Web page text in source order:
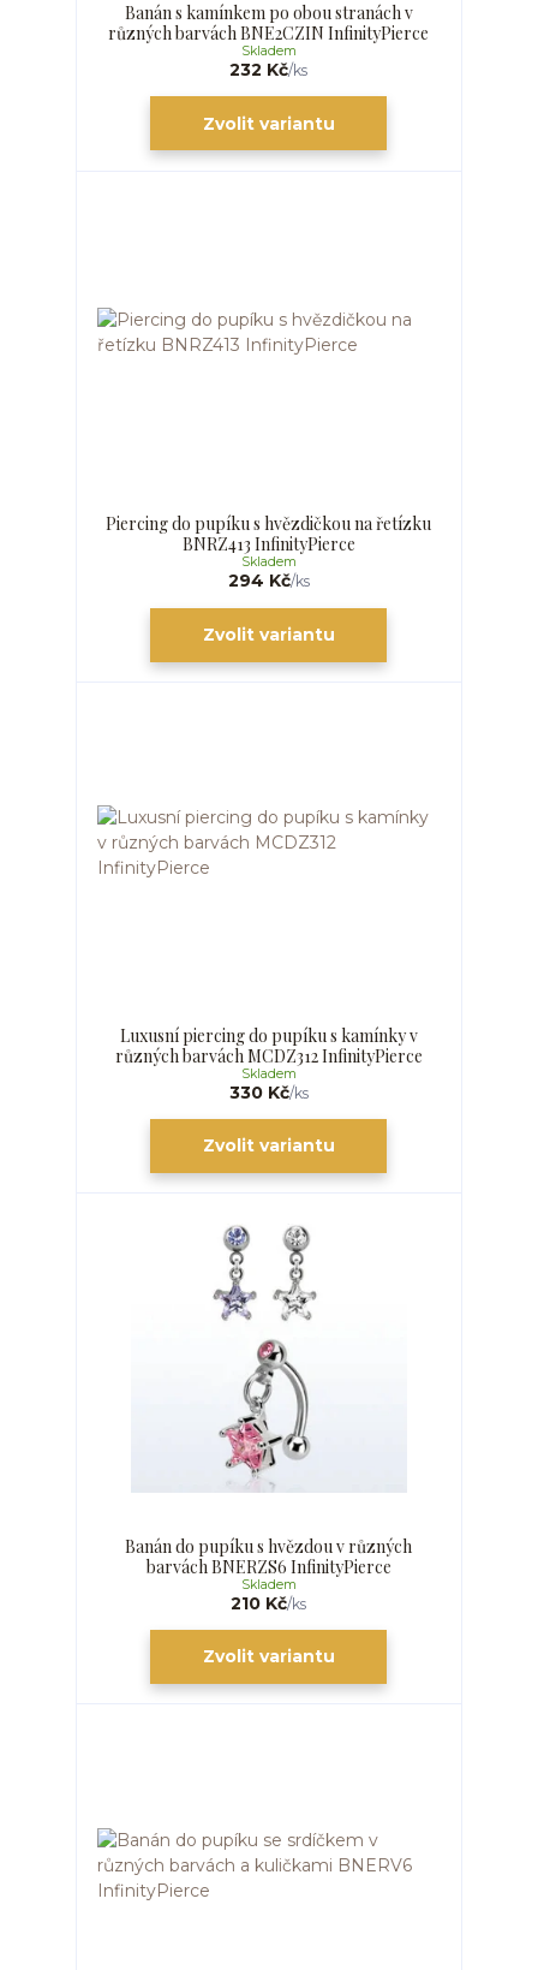
Banán s kamínkem po obou stranách v
různých barvách BNE2CZIN InfinityPierce
232 Kč/ks
Skladem
Zvolit variantu
Piercing do pupíku s hvězdičkou na řetízku
BNRZ413 InfinityPierce
294 Kč/ks
Skladem
Zvolit variantu
Luxusní piercing do pupíku s kamínky v
různých barvách MCDZ312 InfinityPierce
330 Kč/ks
Skladem
Zvolit variantu
Banán do pupíku s hvězdou v různých
barvách BNERZS6 InfinityPierce
210 Kč/ks
Skladem
Zvolit variantu